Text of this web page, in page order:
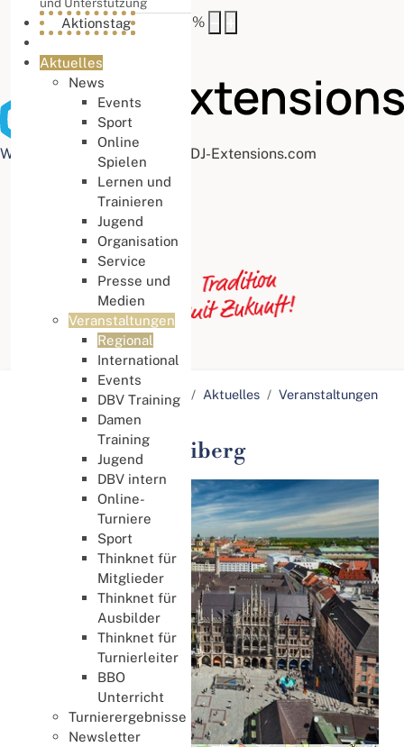
Buchstabenabstand
%
Web Accessibility plugin by DJ-Extensions.com
Aktionstag
Aktuelles
News
Events
Sport
Online
Spielen
Lernen und
Trainieren
Jugend
Organisation
Service
Presse und
Medien
Veranstaltungen
Regional
International
Events
DBV Training
Damen
Training
Jugend
DBV intern
Online-
Turniere
Sport
Thinknet für
Mitglieder
Thinknet für
Ausbilder
Thinknet für
Turnierleiter
BBO
Unterricht
Turnierergebnisse
Newsletter
Aktuelle Seite: Startseite Aktuelles
Veranstaltungen
Regional
UniCasino Neubiberg